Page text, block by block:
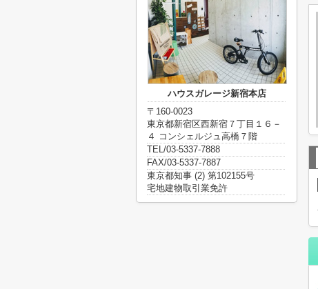
ハウスガレージ新宿本店
〒160-0023
東京都新宿区西新宿７丁目１６－
４ コンシェルジュ高橋７階
TEL/03-5337-7888
FAX/03-5337-7887
東京都知事 (2) 第102155号
宅地建物取引業免許